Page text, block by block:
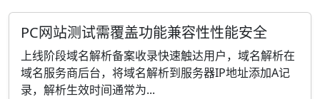
PC网站测试需覆盖功能兼容性性能安全
上线阶段域名解析备案收录快速触达用户，域名解析在
域名服务商后台，将域名解析到服务器IP地址添加A记
录，解析生效时间通常为...